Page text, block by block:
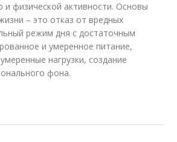
и физической активности. Основы
– это отказ от вредных
режим дня с достаточным
и умеренное питание,
нагрузки, создание
фона.